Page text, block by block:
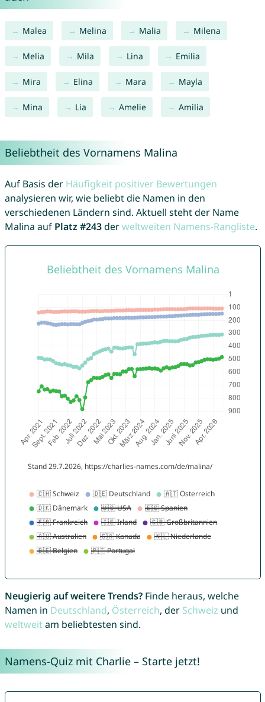
Malea Melina Malia Milena
Melia Mila Lina Emilia
Mira Elina Mara Mayla
Mina Lia Amelie Amilia
Beliebtheit des Vornamens Malina
Auf Basis der Häufigkeit positiver Bewertungen
analysieren wir, wie beliebt die Namen in den
verschiedenen Ländern sind. Aktuell steht der Name
Malina auf Platz #243derweltweiten Namens-Rangliste.
Neugierig auf weitere Trends?Finde heraus, welche
Namen in Deutschland, Österreich, der Schweiz und
weltweitam beliebtesten sind.
Namens-Quiz mit Charlie – Starte jetzt!